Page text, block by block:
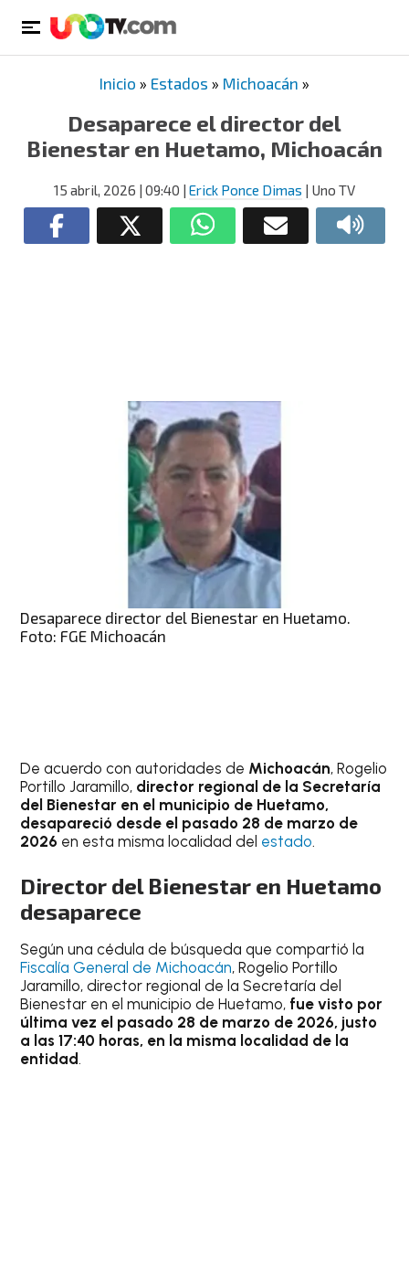
Inicio » Estados » Michoacán »
Desaparece el director del
Bienestar en Huetamo, Michoacán
15 abril, 2026 | 09:40 | Erick Ponce Dimas | Uno TV
Desaparece director del Bienestar en Huetamo.
Foto: FGE Michoacán
De acuerdo con autoridades de Michoacán, Rogelio
Portillo Jaramillo, director regional de la Secretaría
del Bienestar en el municipio de Huetamo,
desapareció desde el pasado 28 de marzo de
2026 en esta misma localidad del estado.
Director del Bienestar en Huetamo
desaparece
Según una cédula de búsqueda que compartió la
Fiscalía General de Michoacán, Rogelio Portillo
Jaramillo, director regional de la Secretaría del
Bienestar en el municipio de Huetamo, fue visto por
última vez el pasado 28 de marzo de 2026, justo
a las 17:40 horas, en la misma localidad de la
entidad.